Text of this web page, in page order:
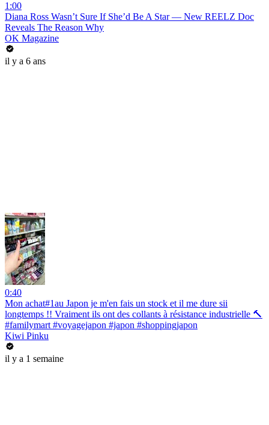
1:00
Diana Ross Wasn’t Sure If She’d Be A Star — New REELZ Doc
Reveals The Reason Why
OK Magazine
il y a 6 ans
0:40
Mon achat#1au Japon je m'en fais un stock et il me dure sii
longtemps !! Vraiment ils ont des collants à résistance industrielle 🔨
#familymart #voyagejapon #japon #shoppingjapon
Kiwi Pinku
il y a 1 semaine